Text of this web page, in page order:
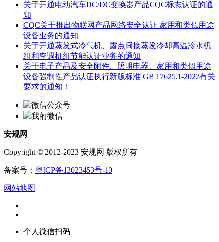
关于开通电动汽车DC/DC变换器产品CQC标志认证的通
知
CQC关于推出物联网产品网络安全认证 家用和类似用途
设备业务的通知
关于开通蒸发式冷气机、露点间接蒸发冷却高温冷水机
组和空调机组节能认证业务的通知
关于电子产品及安全附件、照明电器、家用和类似用途
设备强制性产品认证执行新版标准 GB 17625.1-2022有关
要求的通知！
微信公众号
我的微信
安规网
Copyright © 2012-2023 安规网 版权所有
备案号： 粤ICP备13023453号-10
网站地图
个人微信扫码